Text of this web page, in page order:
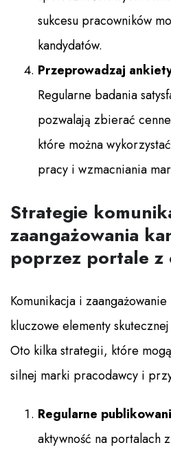
sukcesu pracowników
kandydatów.
Przeprowadzaj
Regularne badania
pozwalają zbierać
które można
pracy i wzmacniania
Strategie
zaangażowania
poprzez portale z
Komunikacja i
kluczowe elementy
Oto kilka strategii, które
silnej marki pracodawcy i
Regularne
aktywność na portalach